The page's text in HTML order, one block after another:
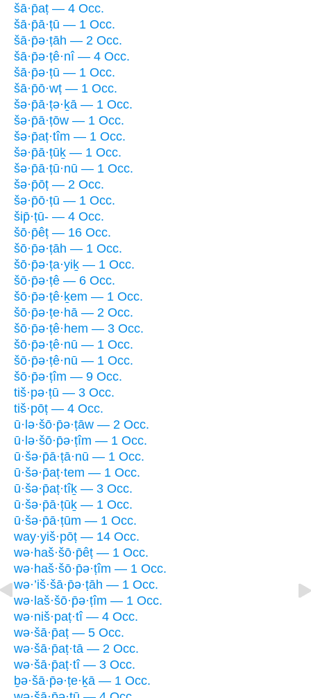
šā·p̄aṭ — 4 Occ.
šā·p̄ā·ṭū — 1 Occ.
šā·p̄ə·ṭāh — 2 Occ.
šā·p̄ə·ṭê·nî — 4 Occ.
šā·p̄ə·ṭū — 1 Occ.
šā·p̄ō·wṭ — 1 Occ.
šə·p̄ā·ṭə·ḵā — 1 Occ.
šə·p̄ā·ṭōw — 1 Occ.
šə·p̄aṭ·tîm — 1 Occ.
šə·p̄ā·ṭūḵ — 1 Occ.
šə·p̄ā·ṭū·nū — 1 Occ.
šə·p̄ōṭ — 2 Occ.
šə·p̄ō·ṭū — 1 Occ.
šip̄·ṭū- — 4 Occ.
šō·p̄êṭ — 16 Occ.
šō·p̄ə·ṭāh — 1 Occ.
šō·p̄ə·ṭa·yiḵ — 1 Occ.
šō·p̄ə·ṭê — 6 Occ.
šō·p̄ə·ṭê·ḵem — 1 Occ.
šō·p̄ə·ṭe·hā — 2 Occ.
šō·p̄ə·ṭê·hem — 3 Occ.
šō·p̄ə·ṭê·nū — 1 Occ.
šō·p̄ə·ṭê·nū — 1 Occ.
šō·p̄ə·ṭîm — 9 Occ.
tiš·pə·ṭū — 3 Occ.
tiš·pōṭ — 4 Occ.
ū·lə·šō·p̄ə·ṭāw — 2 Occ.
ū·lə·šō·p̄ə·ṭîm — 1 Occ.
ū·šə·p̄ā·ṭā·nū — 1 Occ.
ū·šə·p̄aṭ·tem — 1 Occ.
ū·šə·p̄aṭ·tîḵ — 3 Occ.
ū·šə·p̄ā·ṭūḵ — 1 Occ.
ū·šə·p̄ā·ṭūm — 1 Occ.
way·yiš·pōṭ — 14 Occ.
wə·haš·šō·p̄êṭ — 1 Occ.
wə·haš·šō·p̄ə·ṭîm — 1 Occ.
wə·’iš·šā·p̄ə·ṭāh — 1 Occ.
wə·laš·šō·p̄ə·ṭîm — 1 Occ.
wə·niš·paṭ·tî — 4 Occ.
wə·šā·p̄aṭ — 5 Occ.
wə·šā·p̄aṭ·tā — 2 Occ.
wə·šā·p̄aṭ·tî — 3 Occ.
ḇə·šā·p̄ə·ṭe·ḵā — 1 Occ.